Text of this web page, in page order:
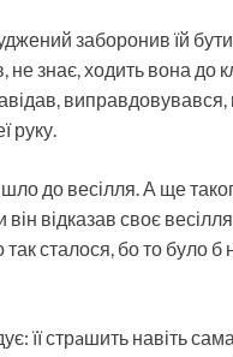
заборонив їй
знає, ходить вона до
руку.
до весілля. А ще
він відказав своє
сталося, бо то було
її стрaшить навіть